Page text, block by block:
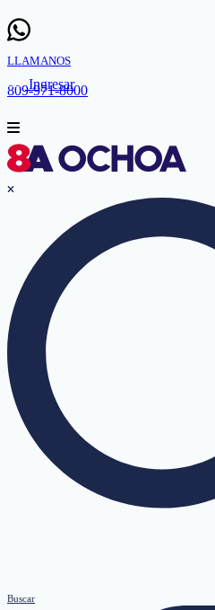
LLAMANOS
809-971-8000
Ingresar
Buscar